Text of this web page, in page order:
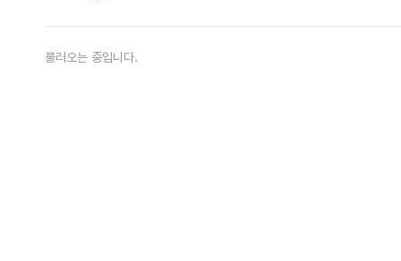
불러오는 중입니다.